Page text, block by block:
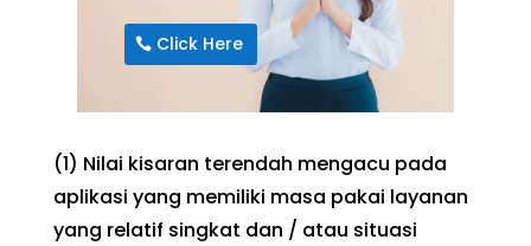
Click Here
(1) Nilai kisaran terendah mengacu pada
aplikasi yang memiliki masa pakai layanan
yang relatif singkat dan / atau situasi